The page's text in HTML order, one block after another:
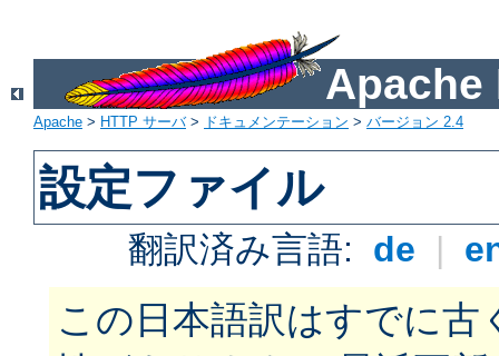
Apache
Apache > HTTP サーバ> ドキュメンテーション > バージョン 2.4
設定ファイル
翻訳済み言語: de |
この日本語訳はすでに古